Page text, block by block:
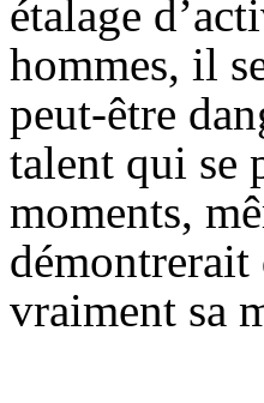
étalage
hommes, il
peut-être
talent qui se
moments,
démontrerait
vraiment sa